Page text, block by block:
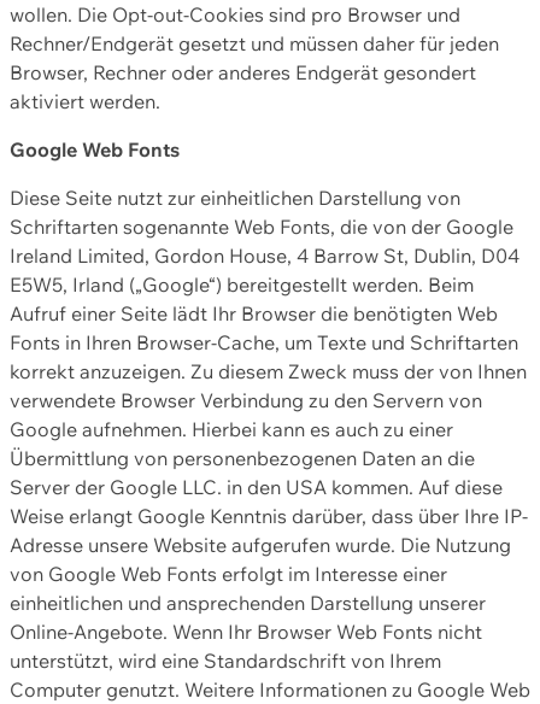
wollen. Die Opt-out-Cookies sind pro Browser und
Rechner/Endgerät gesetzt und müssen daher für jeden
Browser, Rechner oder anderes Endgerät gesondert
aktiviert werden.
Google Web Fonts
Diese Seite nutzt zur einheitlichen Darstellung von
Schriftarten sogenannte Web Fonts, die von der Google
Ireland Limited, Gordon House, 4 Barrow St, Dublin, D04
E5W5, Irland („Google“) bereitgestellt werden. Beim
Aufruf einer Seite lädt Ihr Browser die benötigten Web
Fonts in Ihren Browser-Cache, um Texte und Schriftarten
korrekt anzuzeigen. Zu diesem Zweck muss der von Ihnen
verwendete Browser Verbindung zu den Servern von
Google aufnehmen. Hierbei kann es auch zu einer
Übermittlung von personenbezogenen Daten an die
Server der Google LLC. in den USA kommen. Auf diese
Weise erlangt Google Kenntnis darüber, dass über Ihre IP-
Adresse unsere Website aufgerufen wurde. Die Nutzung
von Google Web Fonts erfolgt im Interesse einer
einheitlichen und ansprechenden Darstellung unserer
Online-Angebote. Wenn Ihr Browser Web Fonts nicht
unterstützt, wird eine Standardschrift von Ihrem
Computer genutzt. Weitere Informationen zu Google Web